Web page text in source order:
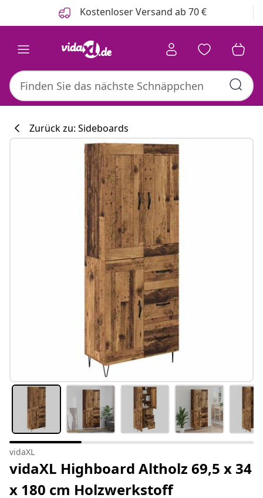
Kostenloser Versand ab 70 €
Zurück zu: Sideboards
vidaXL
vidaXL Highboard Altholz 69,5 x 34
x 180 cm Holzwerkstoff